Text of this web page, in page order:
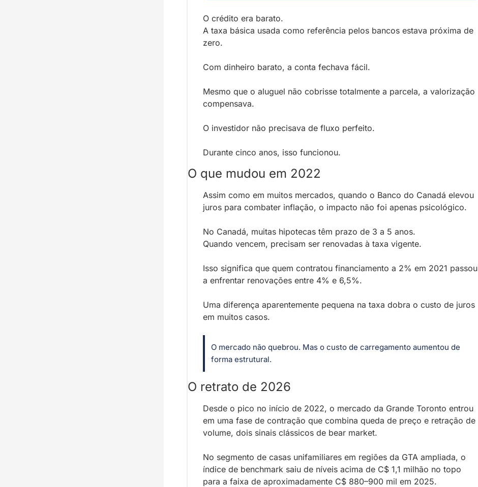
O crédito era barato.
A taxa básica usada como referência pelos bancos estava próxima de
zero.
Com dinheiro barato, a conta fechava fácil.
Mesmo que o aluguel não cobrisse totalmente a parcela, a valorização
compensava.
O investidor não precisava de fluxo perfeito.
Durante cinco anos, isso funcionou.
O que mudou em 2022
Assim como em muitos mercados, quando o Banco do Canadá elevou
juros para combater inflação, o impacto não foi apenas psicológico.
No Canadá, muitas hipotecas têm prazo de 3 a 5 anos.
Quando vencem, precisam ser renovadas à taxa vigente.
Isso significa que quem contratou financiamento a 2% em 2021 passou
a enfrentar renovações entre 4% e 6,5%.
Uma diferença aparentemente pequena na taxa dobra o custo de juros
em muitos casos.
O mercado não quebrou. Mas o custo de carregamento aumentou de
forma estrutural.
O retrato de 2026
Desde o pico no início de 2022, o mercado da Grande Toronto entrou
em uma fase de contração que combina queda de preço e retração de
volume, dois sinais clássicos de bear market.
No segmento de casas unifamiliares em regiões da GTA ampliada, o
índice de benchmark saiu de níveis acima de C$ 1,1 milhão no topo
para a faixa de aproximadamente C$ 880–900 mil em 2025.